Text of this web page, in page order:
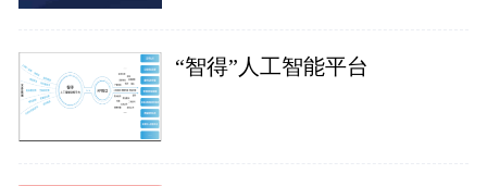
“智得”人工智能平台